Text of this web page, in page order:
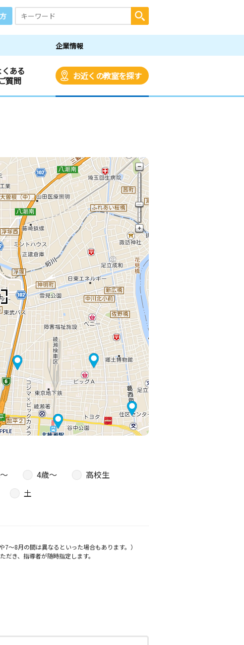
企業情報
くある
質問
お近くの教室を探す
4歳〜
高校生
土
～8月の間は異なるといった場合もあります。）
き、指導者が随時指定します。